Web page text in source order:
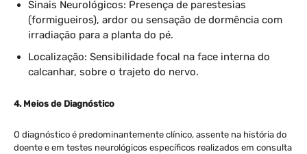
Sinais Neurológicos: Presença de parestesias
(formigueiros), ardor ou sensação de dormência com
irradiação para a planta do pé.
Localização: Sensibilidade focal na face interna do
calcanhar, sobre o trajeto do nervo.
4. Meios de Diagnóstico
O diagnóstico é predominantemente clínico, assente na história do
doente e em testes neurológicos específicos realizados em consulta